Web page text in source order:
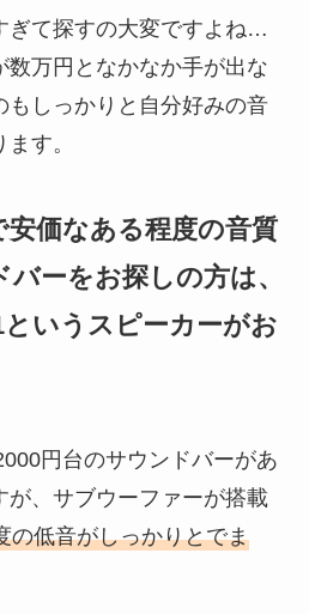
ぎて探すの大変ですよね…
数万円となかなか手が出な
もしっかりと自分好みの音
す。
価なある程度の音質
ーをお探しの方は、
いうスピーカーがお
円台のサウンドバーがあ
が、サブウーファーが搭載
の低音がしっかりとでま